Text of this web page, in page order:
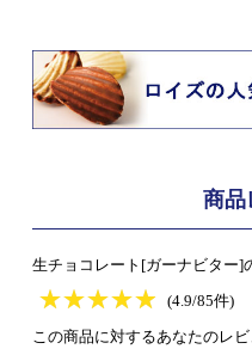
商品
生チョコレート[ガーナビター]
★★★★★
★★★★★
(4.9/85件)
この商品に対するあなたのレ